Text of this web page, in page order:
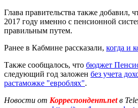
Глава правительства также добавил,
2017 году именно с пенсионной
правильным путем.
Ранее в Кабмине рассказали, когда и
Также сообщалось, что бюджет
следующий год заложен без учета
растаможке "евроблях".
Новости от Корреспондент.netв